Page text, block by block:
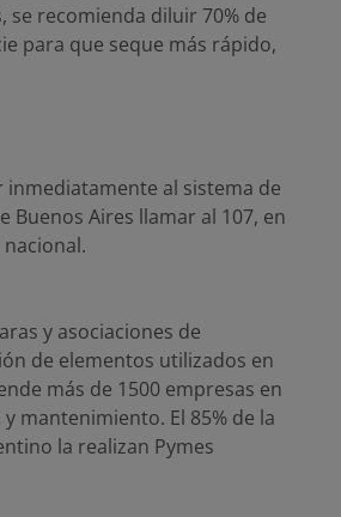
se recomienda diluir 70% de
para que seque más rápido,
inmediatamente al sistema de
Buenos Aires llamar al 107, en
nacional.
y asociaciones de
de elementos utilizados en
más de 1500 empresas en
mantenimiento. El 85% de la
la realizan Pymes